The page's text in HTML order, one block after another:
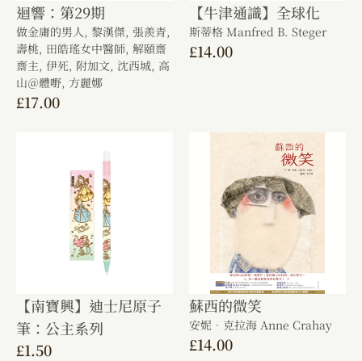
迴響：第29期
做金庸的男人, 黎漢傑, 張羨青,
壽桃, 田皓瑤女中醫師, 解頤齋
齋主, 伊死, 附加文, 沈西城, 高
山＠體嘢, 方麗娜
£17.00
【牛津通識】全球化
斯蒂格 Manfred B. Steger
£14.00
【南寶興】迪士尼原子
筆：公主系列
£1.50
蘇西的微笑
安妮．克拉海 Anne Crahay
£14.00